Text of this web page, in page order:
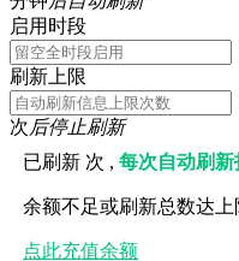
启用时段
刷新上限
次后停止刷新
已刷新 次 ,每次自动刷
余额不足或刷新总数达
点此充值余额